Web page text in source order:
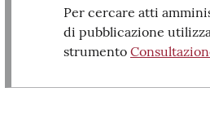
Per cercare atti
di pubblicazione
strumento